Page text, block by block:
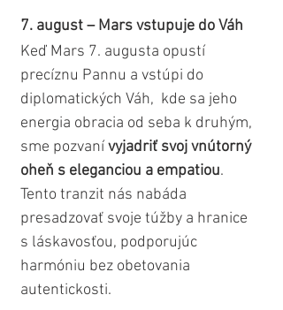
7. august – Mars vstupuje do Váh
Keď Mars 7. augusta opustí
precíznu Pannu a vstúpi do
diplomatických Váh,  kde sa jeho
energia obracia od seba k druhým,
sme pozvaní vyjadriť svoj vnútorný
oheň s eleganciou a empatiou.
Tento tranzit nás nabáda
presadzovať svoje túžby a hranice
s láskavosťou, podporujúc
harmóniu bez obetovania
autentickosti.